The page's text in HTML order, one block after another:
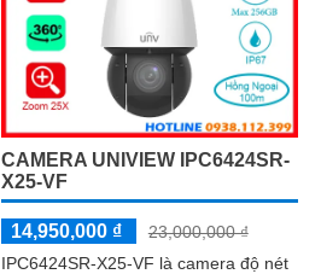
CAMERA UNIVIEW IPC6424SR-
X25-VF
14,950,000 ₫
23,000,000 ₫
IPC6424SR-X25-VF là camera độ nét